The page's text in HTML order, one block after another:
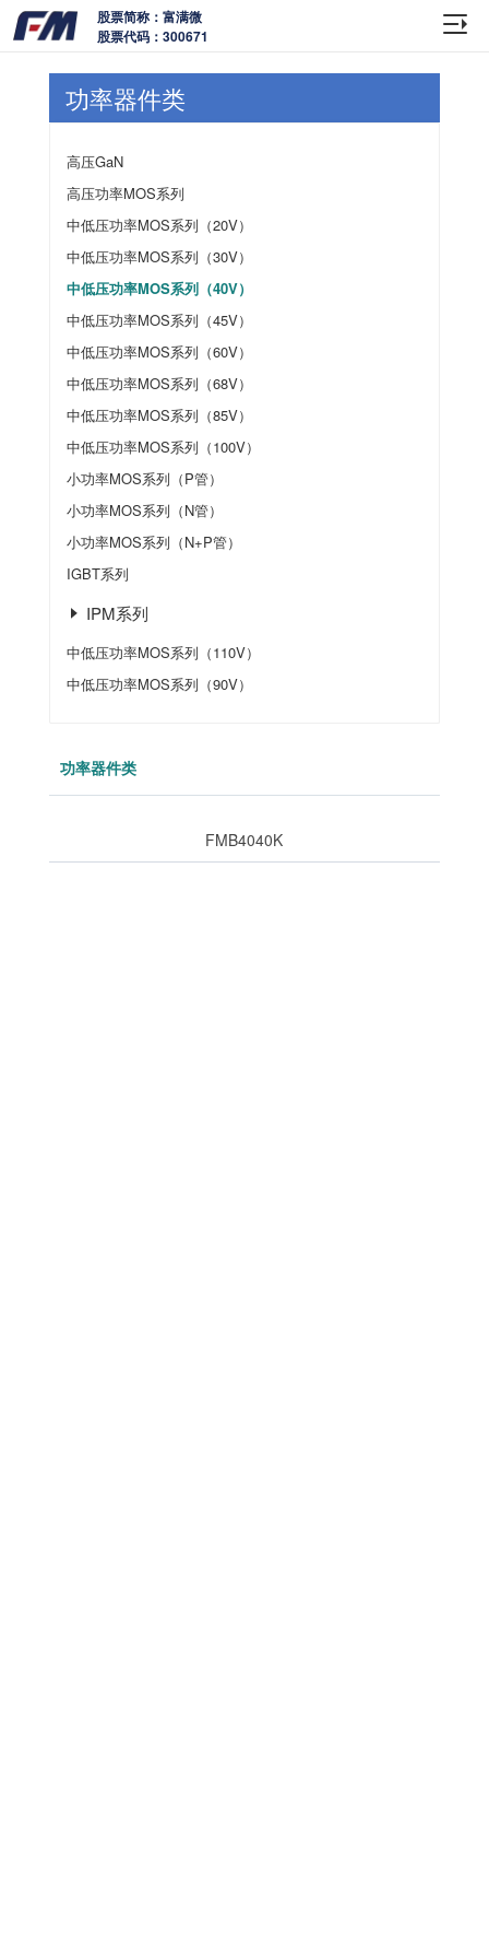
股票简称：富满微
股票代码：300671
功率器件类
高压GaN
高压功率MOS系列
中低压功率MOS系列（20V）
中低压功率MOS系列（30V）
中低压功率MOS系列（40V）
中低压功率MOS系列（45V）
中低压功率MOS系列（60V）
中低压功率MOS系列（68V）
中低压功率MOS系列（85V）
中低压功率MOS系列（100V）
小功率MOS系列（P管）
小功率MOS系列（N管）
小功率MOS系列（N+P管）
IGBT系列
IPM系列
中低压功率MOS系列（110V）
中低压功率MOS系列（90V）
功率器件类
FMB4040K